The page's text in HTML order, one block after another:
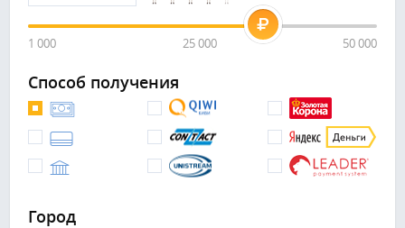
1 000 25 000 50 000
Способ получения
Город